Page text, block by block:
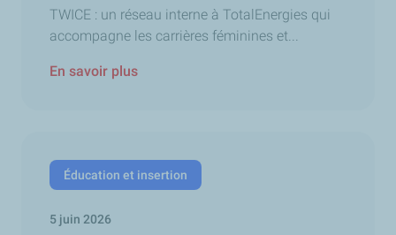
TWICE : un réseau interne à TotalEnergies qui
accompagne les carrières féminines et...
En savoir plus
Éducation et insertion
5 juin 2026